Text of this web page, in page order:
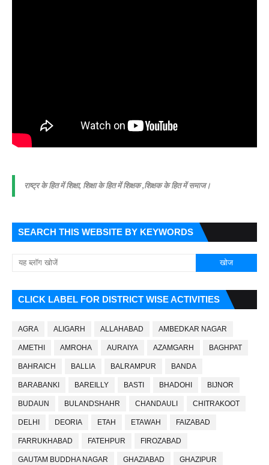
राष्ट्र के हित में शिक्षा, शिक्षा के हित में शिक्षक ,शिक्षक के हित में समाज।
SEARCH THIS WEBSITE BY KEYWORDS
CLICK LABEL FOR DISTRICT WISE ACTIVITIES
AGRA ALIGARH ALLAHABAD AMBEDKAR NAGAR
AMETHI AMROHA AURAIYA AZAMGARH BAGHPAT
BAHRAICH BALLIA BALRAMPUR BANDA
BARABANKI BAREILLY BASTI BHADOHI BIJNOR
BUDAUN BULANDSHAHR CHANDAULI CHITRAKOOT
DELHI DEORIA ETAH ETAWAH FAIZABAD
FARRUKHABAD FATEHPUR FIROZABAD
GAUTAM BUDDHA NAGAR GHAZIABAD GHAZIPUR